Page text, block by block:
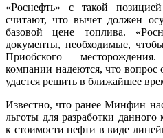
«Роснефть» с такой
считают, что вычет должен
базовой цене топлива.
документы, необходимые,
Приобского
компании надеются, что
удастся решить в ближайшее
Известно, что ранее Минфин
льготы для разработки
к стоимости нефти в виде